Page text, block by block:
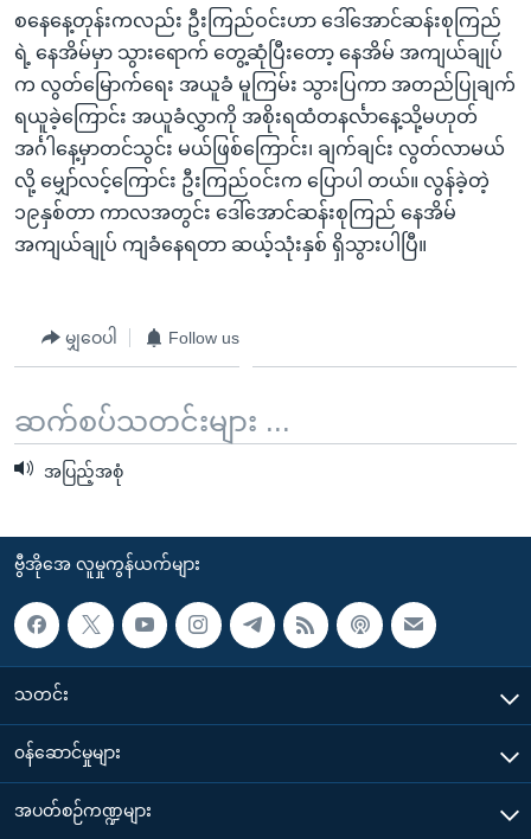
ရန်
နေရာ
ကျော်
စနေနေ့တုန်းကလည်း ဦးကြည်ဝင်းဟာ ဒေါ်အောင်ဆန်းစုကြည်
ရဲ့ နေအိမ်မှာ သွားရောက် တွေ့ဆုံပြီးတော့ နေအိမ် အကျယ်ချုပ်
က လွတ်မြောက်ရေး အယူခံ မူကြမ်း သွားပြကာ အတည်ပြုချက်
ရယူခဲ့ကြောင်း အယူခံလွှာကို အစိုးရထံတနင်္လာနေ့သို့မဟုတ်
အင်္ဂါနေ့မှာတင်သွင်း မယ်ဖြစ်ကြောင်း၊ ချက်ချင်း လွတ်လာမယ်
လို့ မျှော်လင့်ကြောင်း ဦးကြည်ဝင်းက ပြောပါ တယ်။ လွန်ခဲ့တဲ့
၁၉နှစ်တာ ကာလအတွင်း ဒေါ်အောင်ဆန်းစုကြည် နေအိမ်
အကျယ်ချုပ် ကျခံနေရတာ ဆယ့်သုံးနှစ် ရှိသွားပါပြီ။
မျှဝေပါ Follow us
ဆက်စပ်သတင်းများ ...
အပြည့်အစုံ
ဗွီအိုအေ လူမှုကွန်ယက်များ
သတင်း
၀န်ဆောင်မှုများ
အပတ်စဉ်ကဏ္ဍများ